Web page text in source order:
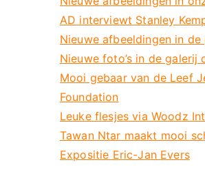
AD interviewt Stanley
Nieuwe afbeeldingen in de
Nieuwe foto’s in de galerij
Mooi gebaar van de Leef
Foundation
Leuke flesjes via Woodz
Tawan Ntar maakt mooi
Expositie Eric-Jan Evers